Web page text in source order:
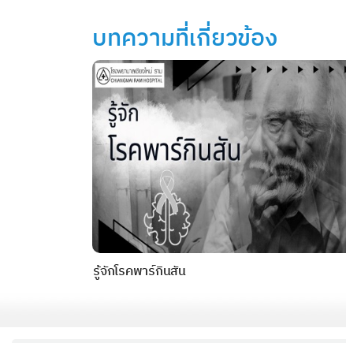
บทความที่เกี่ยวข้อง
รู้จักโรคพาร์กินสัน